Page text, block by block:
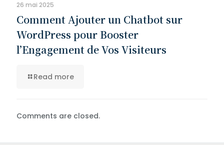
26 mai 2025
Comment Ajouter un Chatbot sur
WordPress pour Booster
l’Engagement de Vos Visiteurs
Read more
Comments are closed.